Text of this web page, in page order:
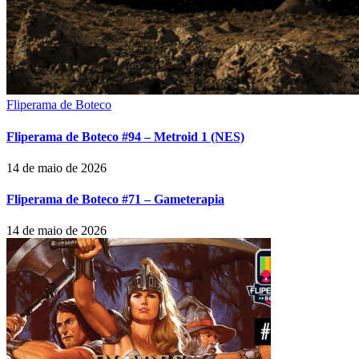
Fliperama de Boteco
Fliperama de Boteco #94 – Metroid 1 (NES)
14 de maio de 2026
Fliperama de Boteco #71 – Gameterapia
14 de maio de 2026